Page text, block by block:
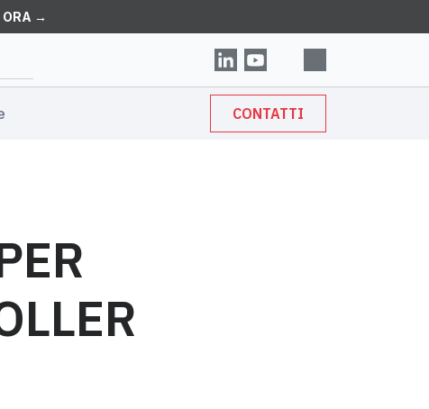
ORA →
CONTATTI